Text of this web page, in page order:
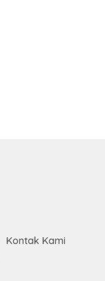
Kontak Kami